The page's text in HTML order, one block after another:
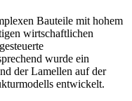
Bauteile mit hohem
wirtschaftlichen
wurde ein
der Lamellen auf der
entwickelt.